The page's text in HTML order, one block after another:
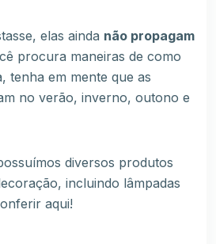
elas ainda não propagam
procura maneiras de como
tenha em mente que as
no verão, inverno, outono e
diversos produtos
incluindo lâmpadas
aqui!